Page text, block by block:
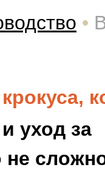
•
уход за
не